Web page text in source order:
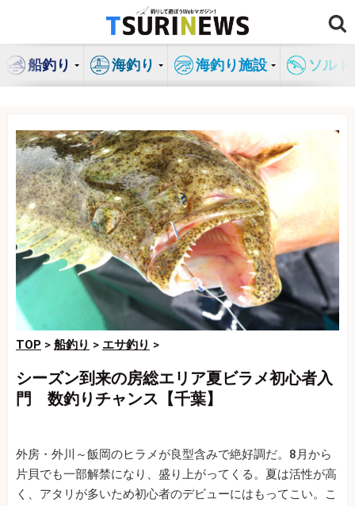
ン
船釣り 海釣り 海釣り施設 ソル
TOP > 船釣り > エサ釣り >
シーズン到来の房総エリア夏ビラメ初心者入
門 数釣りチャンス【千葉】
外房・外川～飯岡のヒラメが良型含みで絶好調だ。8月から
片貝でも一部解禁になり、盛り上がってくる。夏は活性が高
く、アタリが多いため初心者のデビューにはもってこい。こ